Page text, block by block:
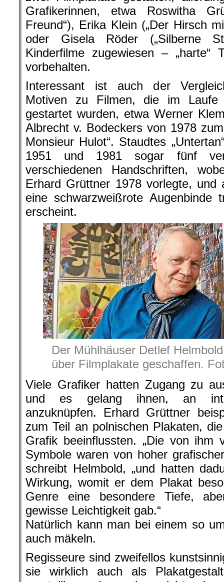
Grafikerinnen, etwa Roswitha
Freund“), Erika Klein („Der Hirsch
oder Gisela Röder („Silberne
Kinderfilme zugewiesen – „harte“
vorbehalten.
Interessant ist auch der
Motiven zu Filmen, die im
gestartet wurden, etwa Werner
Albrecht v. Bodeckers von 1978
Monsieur Hulot“. Staudtes
1951 und 1981 sogar fünf
verschiedenen Handschriften,
Erhard Grüttner 1978 vorlegte, und
eine schwarzweißrote Augenbinde
erscheint.
Der Mühlhäuser Detlef
über Filmplakate geschaffen.
Viele Grafiker hatten Zugang zu
und es gelang ihnen, an
anzuknüpfen. Erhard Grüttner
zum Teil an polnischen Plakaten,
Grafik beeinflussten. „Die von ihm
Symbole waren von hoher
schreibt Helmbold, „und hatten
Wirkung, womit er dem Plakat
Genre eine besondere Tiefe,
gewisse Leichtigkeit gab.“
Natürlich kann man bei einem so
auch mäkeln.
Regisseure sind zweifellos
sie wirklich auch als